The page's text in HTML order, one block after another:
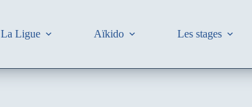
La Ligue Aïkido Les stages